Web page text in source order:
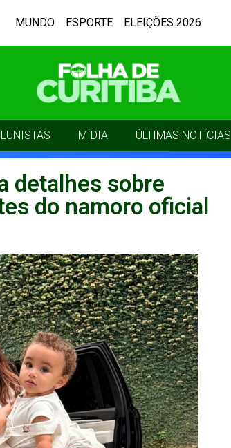
MUNDO ESPORTE ELEIÇÕES 2026
MÍDIA ÚLTIMAS NOTÍCIAS
detalhes sobre
do namoro oficial